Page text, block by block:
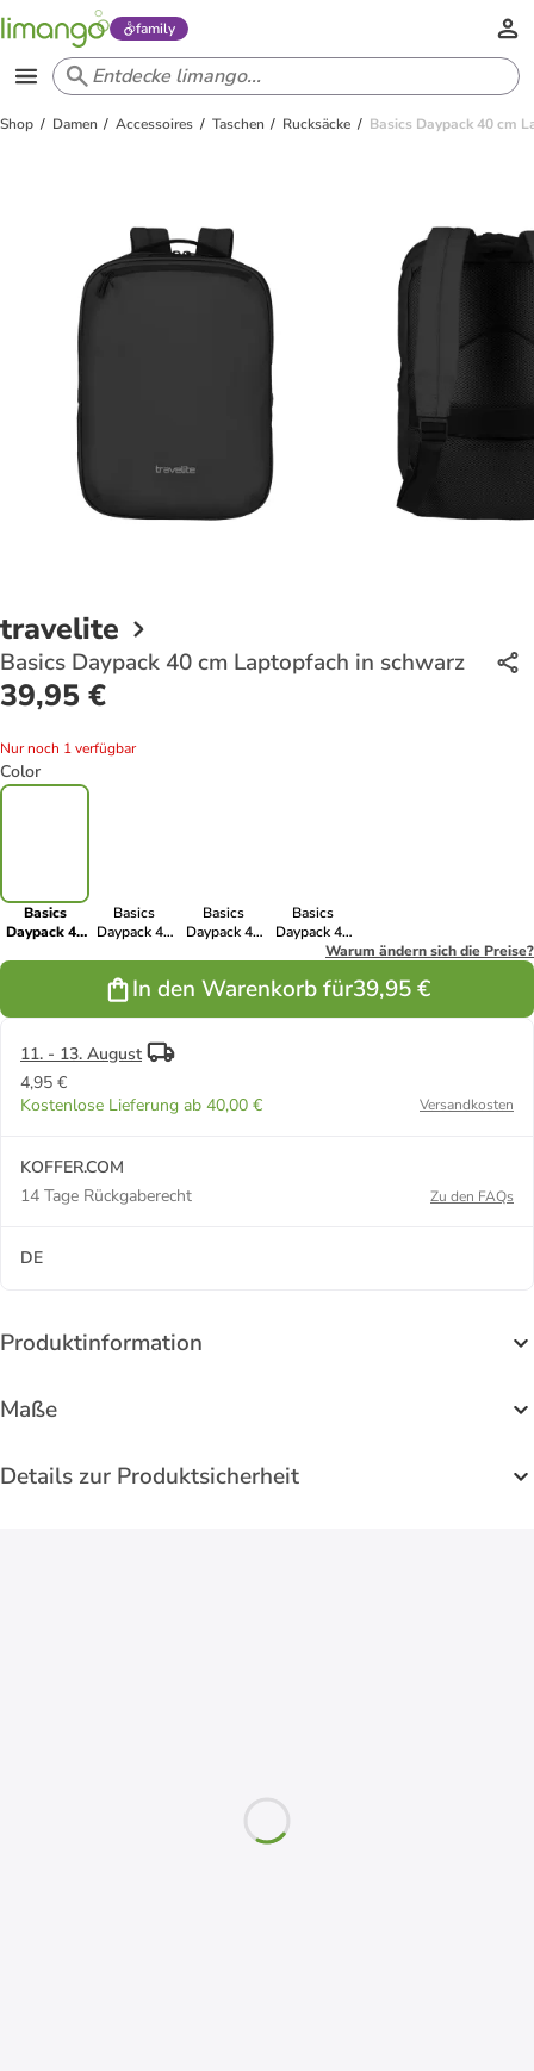
family
Shop Damen Accessoires Taschen Rucksäcke Basics Daypack 40 cm
travelite
Basics Daypack 40 cm Laptopfach in schwarz
39,95 €
Nur noch 1 verfügbar
Color
Basics
Daypack 40
Basics
Daypack 40
marine
Basics
Daypack 40
hellgrün
Basics
Daypack 40
elfenbein
Warum ändern sich die Preise?
In den Warenkorb für39,95 €
11. - 13. August
4,95 €
Kostenlose Lieferung ab 40,00 €
Versandkosten
KOFFER.COM
14 Tage Rückgaberecht
Zu den FAQs
DE
Produktinformation
Maße
Details zur Produktsicherheit